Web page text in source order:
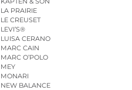
LA PRAIRIE
LE CREUSET
LEVI’S®
LUISA CERANO
MARC CAIN
MARC O’POLO
MEY
MONARI
NEW BALANCE